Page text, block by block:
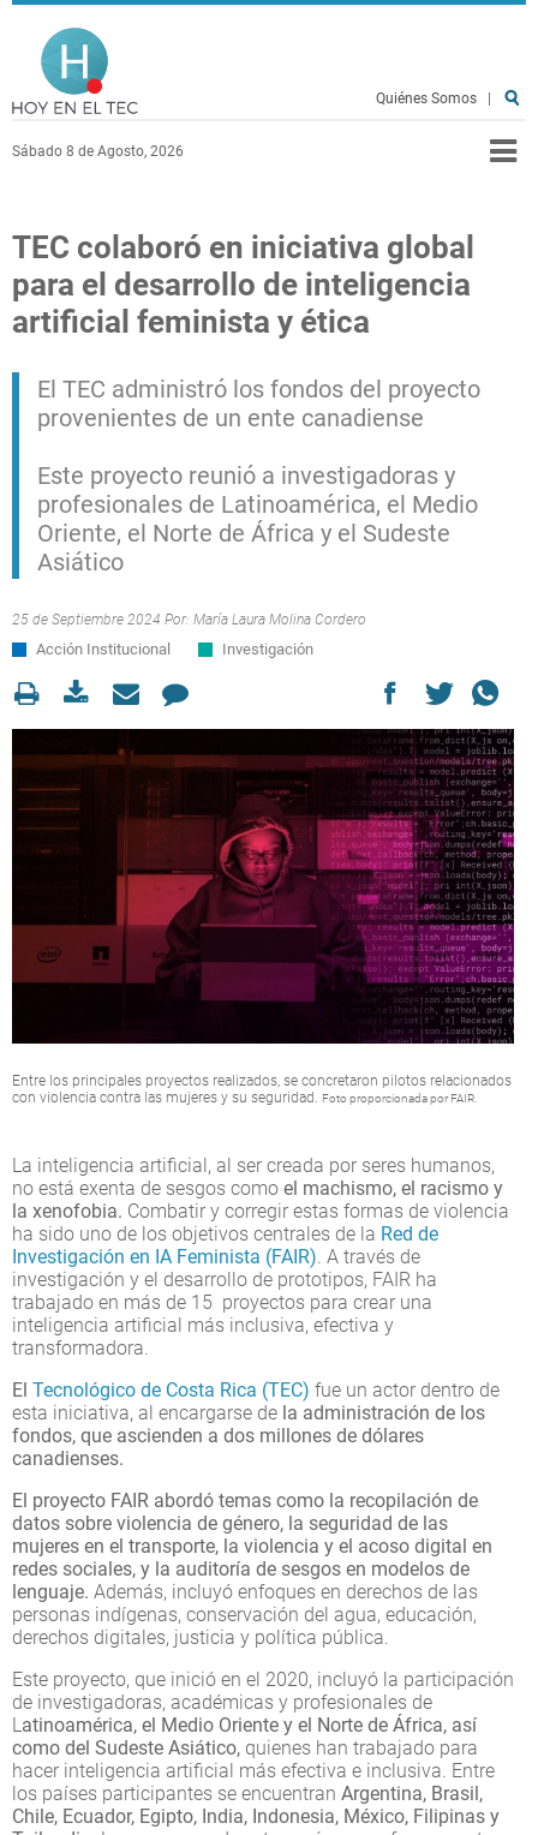
Pasar al contenido principal
Sábado 8 de Agosto, 2026
Quiénes Somos
TEC colaboró en iniciativa global
para el desarrollo de inteligencia
artificial feminista y ética
El TEC administró los fondos del proyecto
provenientes de un ente canadiense
Este proyecto reunió a investigadoras y
profesionales de Latinoamérica, el Medio
Oriente, el Norte de África y el Sudeste
Asiático
25 de Septiembre 2024 Por: María Laura Molina Cordero
Acción Institucional Investigación
Entre los principales proyectos realizados, se concretaron pilotos relacionados
con violencia contra las mujeres y su seguridad. Foto proporcionada por FAIR.
La inteligencia artificial, al ser creada por seres humanos,
no está exenta de sesgos como el machismo, el racismo y
la xenofobia. Combatir y corregir estas formas de violencia
ha sido uno de los objetivos centrales de la Red de
Investigación en IA Feminista (FAIR). A través de
investigación y el desarrollo de prototipos, FAIR ha
trabajado en más de 15 proyectos para crear una
inteligencia artificial más inclusiva, efectiva y
transformadora.
El Tecnológico de Costa Rica (TEC) fue un actor dentro de
esta iniciativa, al encargarse de la administración de los
fondos, que ascienden a dos millones de dólares
canadienses.
El proyecto FAIR abordó temas como la recopilación de
datos sobre violencia de género, la seguridad de las
mujeres en el transporte, la violencia y el acoso digital en
redes sociales, y la auditoría de sesgos en modelos de
lenguaje. Además, incluyó enfoques en derechos de las
personas indígenas, conservación del agua, educación,
derechos digitales, justicia y política pública.
Este proyecto, que inició en el 2020, incluyó la participación
de investigadoras, académicas y profesionales de
Latinoamérica, el Medio Oriente y el Norte de África, así
como del Sudeste Asiático, quienes han trabajado para
hacer inteligencia artificial más efectiva e inclusiva. Entre
los países participantes se encuentran Argentina, Brasil,
Chile, Ecuador, Egipto, India, Indonesia, México, Filipinas y